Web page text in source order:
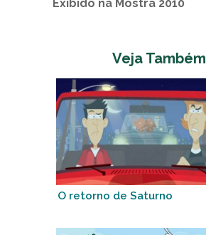
Exibido na Mostra 2010
Veja Também
O retorno de Saturno